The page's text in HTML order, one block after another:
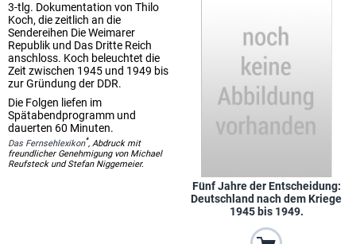
Fünf Jahre der Entscheidung:
Deutschland nach dem Kriege
1945 bis 1949.
3-tlg. Dokumentation von Thilo
Koch, die zeitlich an die
Sendereihen Die Weimarer
Republik und Das Dritte Reich
anschloss. Koch beleuchtet die
Zeit zwischen 1945 und 1949 bis
zur Gründung der DDR.
Die Folgen liefen im
Spätabendprogramm und
dauerten 60 Minuten.
Das Fernsehlexikon*, Abdruck mit
freundlicher Genehmigung von Michael
Reufsteck und Stefan Niggemeier.